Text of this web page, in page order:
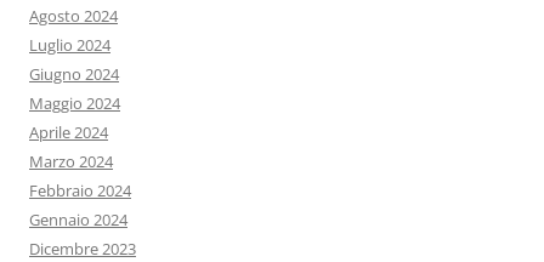
Agosto 2024
Luglio 2024
Giugno 2024
Maggio 2024
Aprile 2024
Marzo 2024
Febbraio 2024
Gennaio 2024
Dicembre 2023